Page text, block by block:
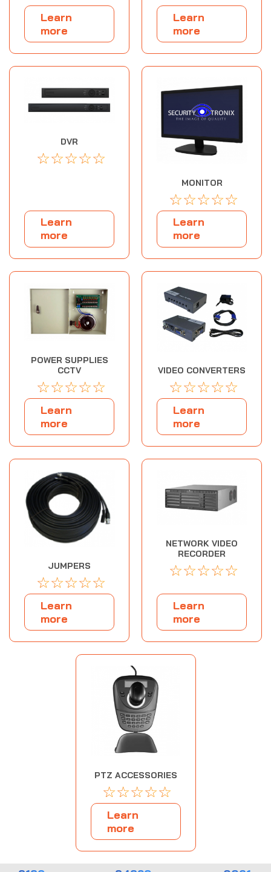
Learn
more
Learn
more
DVR
☆☆☆☆☆
Learn
more
MONITOR
☆☆☆☆☆
Learn
more
POWER SUPPLIES
CCTV
☆☆☆☆☆
Learn
more
VIDEO CONVERTERS
☆☆☆☆☆
Learn
more
JUMPERS
☆☆☆☆☆
Learn
more
NETWORK VIDEO
RECORDER
☆☆☆☆☆
Learn
more
PTZ ACCESSORIES
☆☆☆☆☆
Learn
more